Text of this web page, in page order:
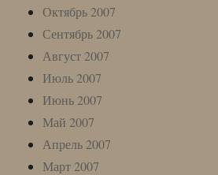
Октябрь 2007
Сентябрь 2007
Август 2007
Июль 2007
Июнь 2007
Май 2007
Апрель 2007
Март 2007